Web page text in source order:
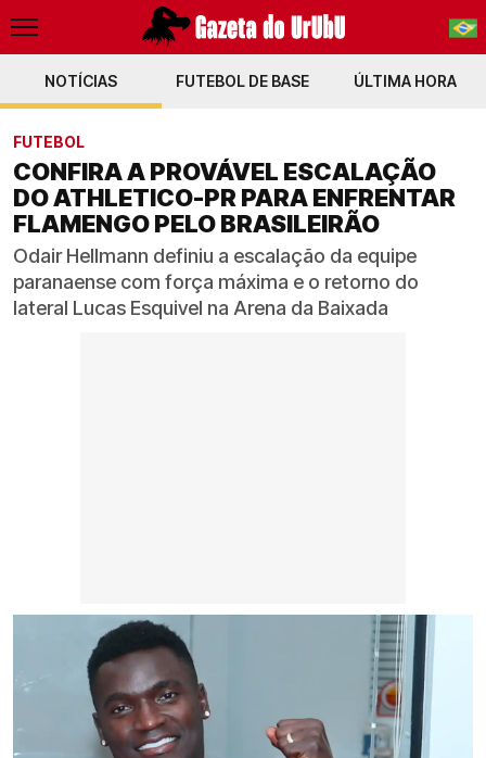
PT-BR
NOTÍCIAS FUTEBOL DE BASE ÚLTIMA HORA
FUTEBOL
CONFIRA A PROVÁVEL ESCALAÇÃO
DO ATHLETICO-PR PARA ENFRENTAR
FLAMENGO PELO BRASILEIRÃO
Odair Hellmann definiu a escalação da equipe
paranaense com força máxima e o retorno do
lateral Lucas Esquivel na Arena da Baixada